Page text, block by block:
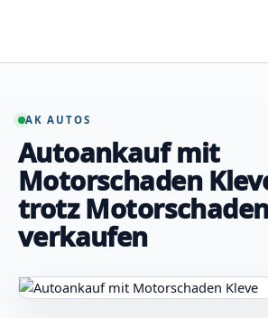
springen
AK AUTOS
Autoankauf mit
Motorschaden
trotz
verkaufen